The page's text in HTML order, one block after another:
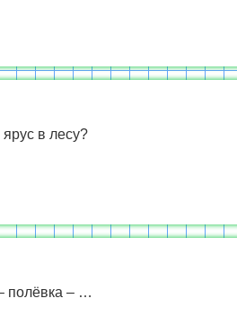
в лесу?
полёвка – …